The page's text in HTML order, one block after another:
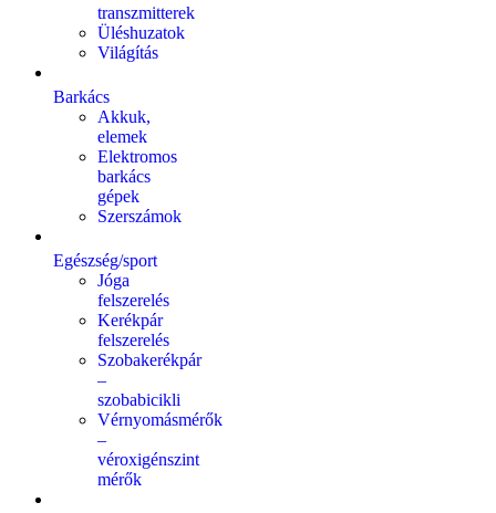
transzmitterek
Üléshuzatok
Világítás
Barkács
Akkuk,
elemek
Elektromos
barkács
gépek
Szerszámok
Egészség/sport
Jóga
felszerelés
Kerékpár
felszerelés
Szobakerékpár
–
szobabicikli
Vérnyomásmérők
–
véroxigénszint
mérők